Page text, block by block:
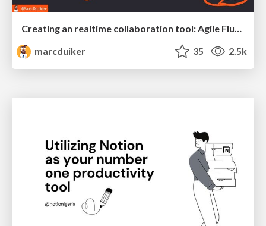
Creating an realtime collaboration tool: Agile Flush - .NET Oxford
marcduiker
35 2.5k